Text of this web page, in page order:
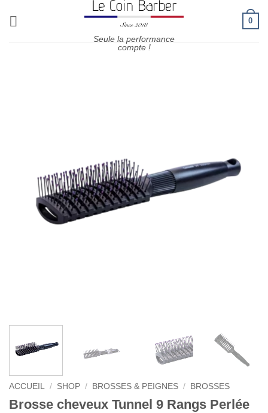
Seule la performance
compte !
0
ACCUEIL / SHOP / BROSSES & PEIGNES / BROSSES
Brosse cheveux Tunnel 9 Rangs Perlée